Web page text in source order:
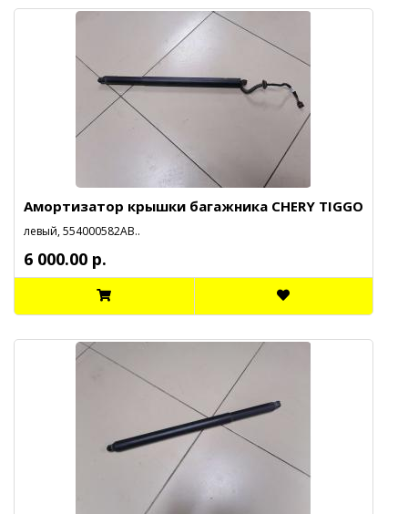
Амортизатор крышки багажника CHERY TIGGO
левый, 554000582АВ..
6 000.00 р.